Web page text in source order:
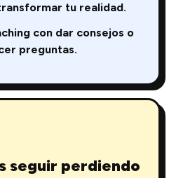
tu realidad.
con dar consejos o
preguntas.
seguir perdiendo